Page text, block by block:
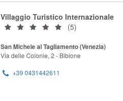
Villaggio Turistico Internazionale
(5)
San Michele al Tagliamento (Venezia)
Via delle Colonie, 2 - Bibione
+39 0431442611